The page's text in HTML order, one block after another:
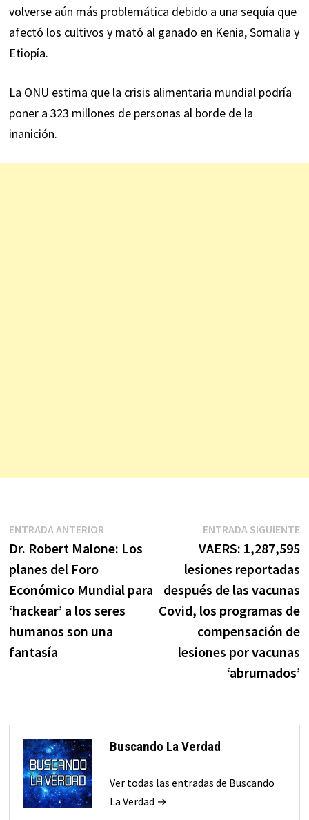
volverse aún más problemática debido a una sequía que
afectó los cultivos y mató al ganado en Kenia, Somalia y
Etiopía.
La ONU estima que la crisis alimentaria mundial podría
poner a 323 millones de personas al borde de la
inanición.
Navegación
de
entradas
ENTRADA ANTERIOREntrada
anterior:
Dr. Robert Malone: ​​Los
planes del Foro
Económico Mundial para
‘hackear’ a los seres
humanos son una
fantasía
ENTRADA SIGUIENTE
VAERS: 1,287,595
lesiones reportadas
después de las vacunas
Covid, los programas de
compensación de
lesiones por vacunas
‘abrumados’
Buscando La Verdad
Ver todas las entradas de Buscando
La Verdad →